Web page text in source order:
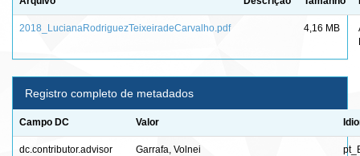
2018_LucianaRodriguezTeixeiradeCarvalho.pdf 4,16 MB
Registro completo de metadados
Campo DC Valor
dc.contributor.advisor Garrafa, Volnei